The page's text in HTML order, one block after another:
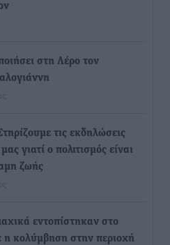
στη Λέρο τον
τις εκδηλώσεις
γιατί ο πολιτισμός είναι
ζωής
εντοπίστηκαν στο
η κολύμβηση στην περιοχή